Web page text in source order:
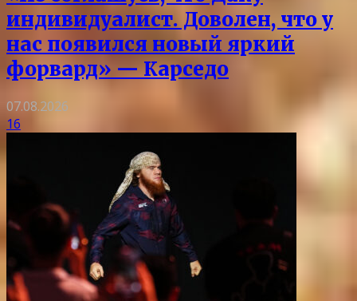
индивидуалист. Доволен, что у
нас появился новый яркий
форвард» — Карседо
07.08.2026
16